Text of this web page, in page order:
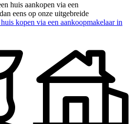
huis aankopen via een
eens op onze uitgebreide
kopen via een aankoopmakelaar in